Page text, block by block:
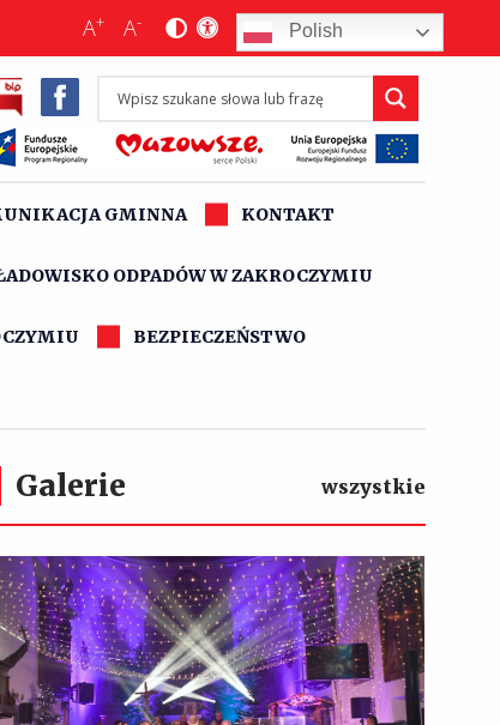
A+ A- Polish
GMINNA KONTAKT
ODPADÓW W ZAKROCZYMIU
BEZPIECZEŃSTWO
Galerie wszystkie